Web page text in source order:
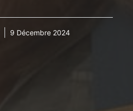
9 Décembre 2024